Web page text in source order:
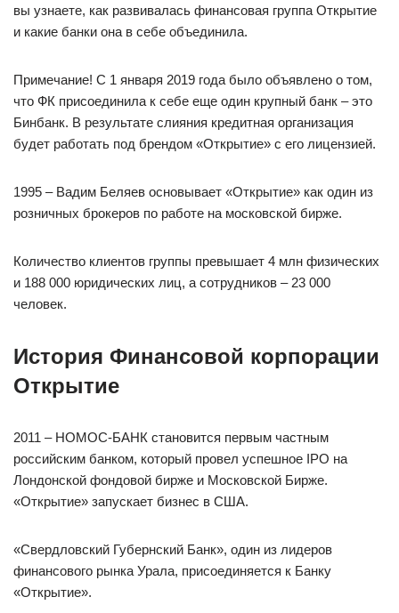
вы узнаете, как развивалась финансовая группа Открытие
и какие банки она в себе объединила.
Примечание! С 1 января 2019 года было объявлено о том,
что ФК присоединила к себе еще один крупный банк – это
Бинбанк. В результате слияния кредитная организация
будет работать под брендом «Открытие» с его лицензией.
1995 – Вадим Беляев основывает «Открытие» как один из
розничных брокеров по работе на московской бирже.
Количество клиентов группы превышает 4 млн физических
и 188 000 юридических лиц, а сотрудников – 23 000
человек.
История Финансовой корпорации
Открытие
2011 – НОМОС-БАНК становится первым частным
российским банком, который провел успешное IPO на
Лондонской фондовой бирже и Московской Бирже.
«Открытие» запускает бизнес в США.
«Свердловский Губернский Банк», один из лидеров
финансового рынка Урала, присоединяется к Банку
«Открытие».